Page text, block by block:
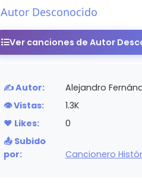
Autor Desconocido
Ver canciones de Autor
✍️ Autor:
Alejandro
👁️ Vistas:
1.3K
❤️ Likes:
0
📤 Subido
por:
Cancionero